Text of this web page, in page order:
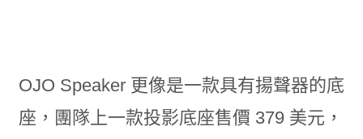
OJO Speaker 更像是一款具有揚聲器的底
座，團隊上一款投影底座售價 379 美元，